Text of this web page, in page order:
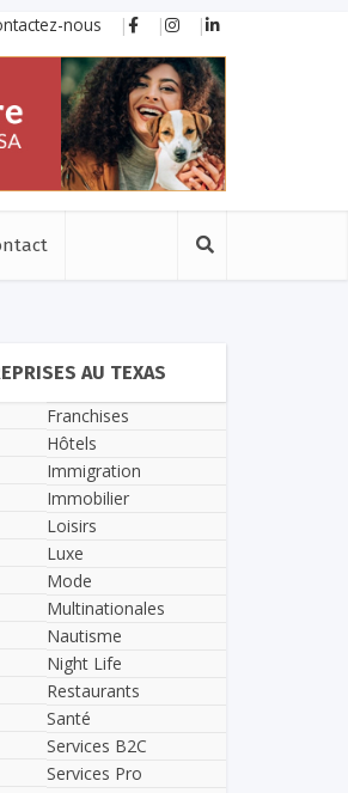
nous
AU TEXAS
Franchises
Hôtels
Immigration
Immobilier
Loisirs
Luxe
Mode
Multinationales
Nautisme
Night Life
Restaurants
Santé
Services B2C
Services Pro